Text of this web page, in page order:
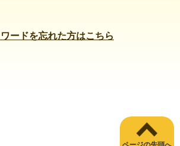
ードを忘れた方はこちら